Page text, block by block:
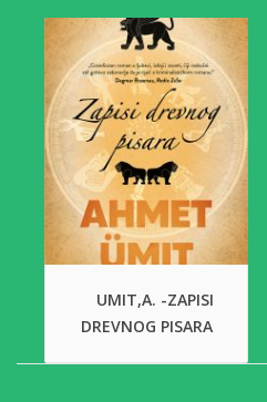
UMIT,A. -ZAPISI
DREVNOG PISARA